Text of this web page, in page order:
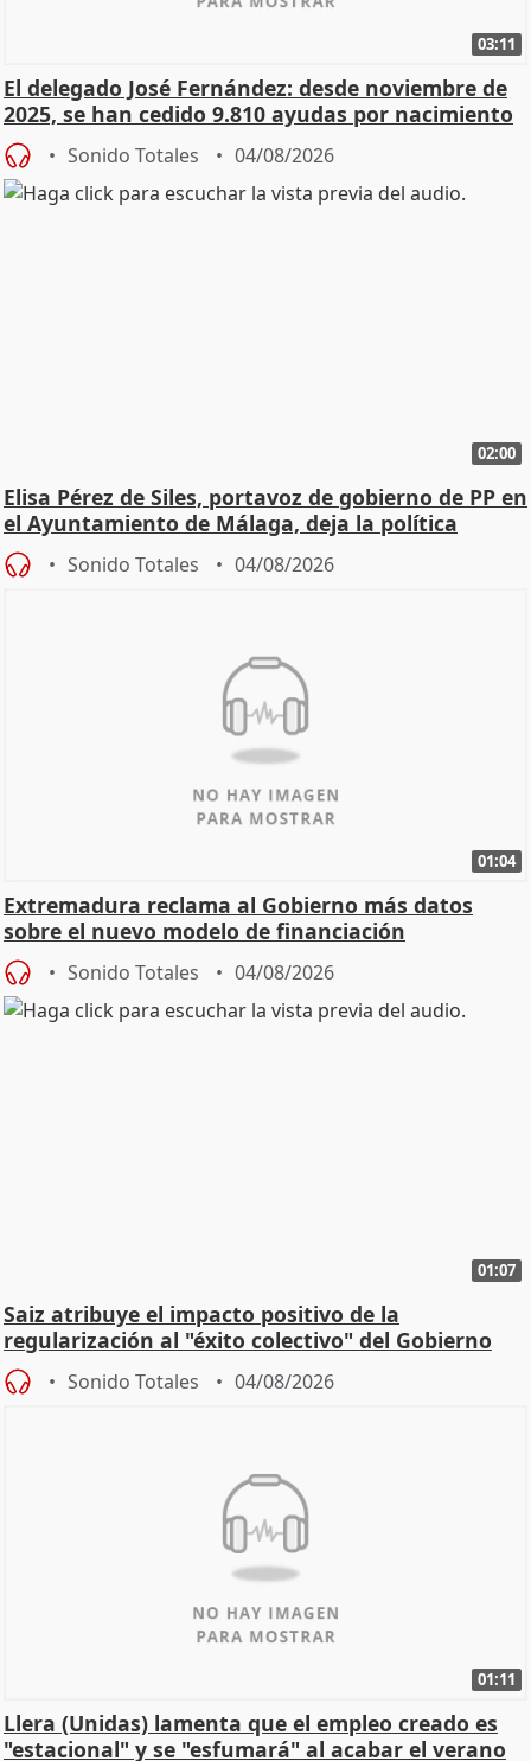
03:11
El delegado José Fernández: desde noviembre de
2025, se han cedido 9.810 ayudas por nacimiento
Sonido Totales 04/08/2026
02:00
Elisa Pérez de Siles, portavoz de gobierno de PP en
el Ayuntamiento de Málaga, deja la política
Sonido Totales 04/08/2026
01:04
Extremadura reclama al Gobierno más datos
sobre el nuevo modelo de financiación
Sonido Totales 04/08/2026
01:07
Saiz atribuye el impacto positivo de la
regularización al "éxito colectivo" del Gobierno
Sonido Totales 04/08/2026
01:11
Llera (Unidas) lamenta que el empleo creado es
"estacional" y se "esfumará" al acabar el verano